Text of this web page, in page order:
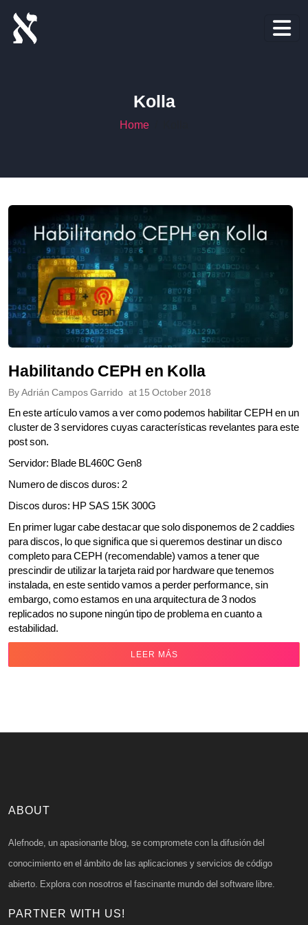
Kolla
Home
Habilitando CEPH en Kolla
ByAdrián Campos Garrido at15 October 2018
En este artículo vamos a ver como podemos habilitar CEPH en un
cluster de 3 servidores cuyas características revelantes para este
post son.
Servidor: Blade BL460C Gen8
Numero de discos duros: 2
Discos duros: HP SAS 15K 300G
En primer lugar cabe destacar que solo disponemos de 2 caddies
para discos, lo que significa que si queremos destinar un disco
completo para CEPH (recomendable) vamos a tener que
prescindir de utilizar la tarjeta raid por hardware que tenemos
instalada, en este sentido vamos a perder performance, sin
embargo, como estamos en una arquitectura de 3 nodos
replicados no supone ningún tipo de problema en cuanto a
estabilidad.
LEER MÁS
ABOUT
Alefnode, un apasionante blog, se compromete con la difusión del
conocimiento en el ámbito de las aplicaciones y servicios de código
abierto. Explora con nosotros el fascinante mundo del software libre.
PARTNER WITH US!